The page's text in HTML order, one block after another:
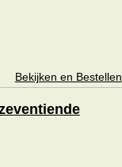
Bekijken en Bestellen